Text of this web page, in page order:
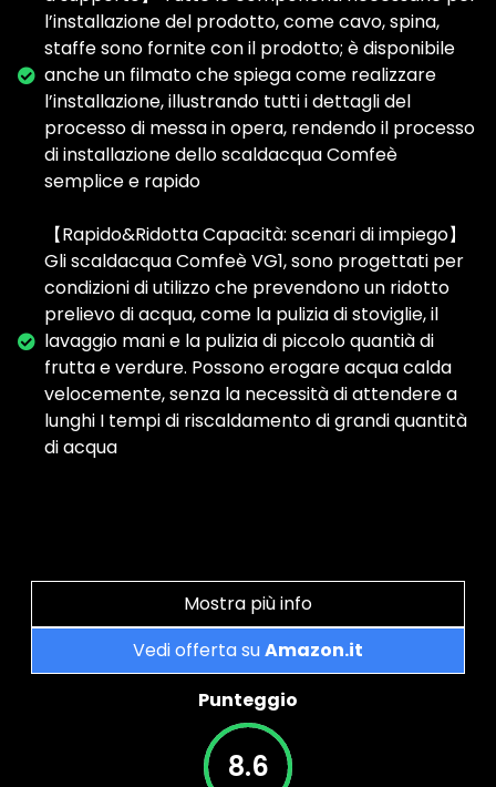
l’installazione del prodotto, come cavo, spina,
staffe sono fornite con il prodotto; è disponibile
anche un filmato che spiega come realizzare
l’installazione, illustrando tutti i dettagli del
processo di messa in opera, rendendo il processo
di installazione dello scaldacqua Comfeè
semplice e rapido
【Rapido&Ridotta Capacità: scenari di impiego】
Gli scaldacqua Comfeè VG1, sono progettati per
condizioni di utilizzo che prevendono un ridotto
prelievo di acqua, come la pulizia di stoviglie, il
lavaggio mani e la pulizia di piccolo quantià di
frutta e verdure. Possono erogare acqua calda
velocemente, senza la necessità di attendere a
lunghi I tempi di riscaldamento di grandi quantità
di acqua
Mostra più info
Vedi offerta suAmazon.it
Punteggio
8.6